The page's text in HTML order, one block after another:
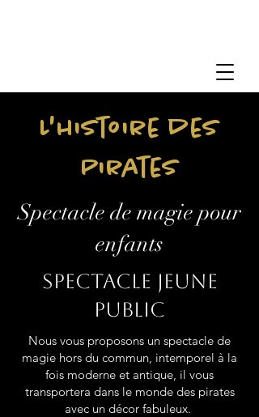
L'histoire des
Pirates
Spectacle de magie pour
enfants
Spectacle jeune
public
Nous vous proposons un spectacle de
magie hors du commun, intemporel à la
fois moderne et antique, il vous
transportera dans le monde des pirates
avec un décor fabuleux.